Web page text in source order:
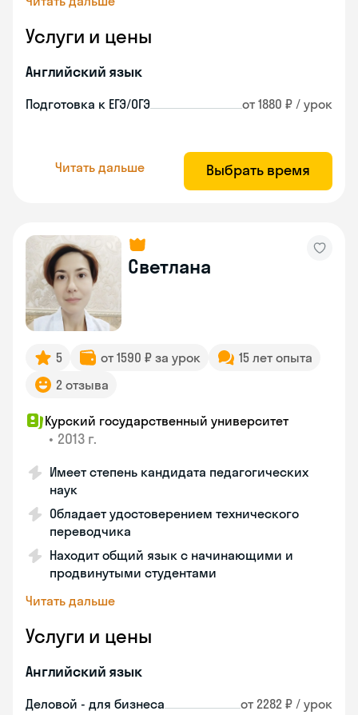
Услуги и цены
Английский язык
Подготовка к ЕГЭ/ОГЭ от 1880 ₽ / урок
Читать дальше Выбрать время
Светлана
5 от 1590 ₽ за урок
15 лет опыта
2 отзыва
Курский государственный университет
• 2013 г.
Имеет степень кандидата педагогических
наук
Обладает удостоверением технического
переводчика
Находит общий язык с начинающими и
продвинутыми студентами
Читать дальше
Услуги и цены
Английский язык
Деловой - для бизнеса от 2282 ₽ / урок